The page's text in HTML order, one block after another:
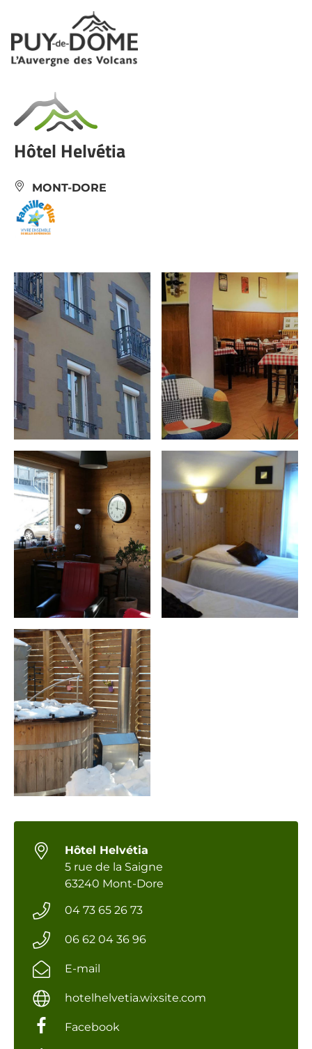
Panneau de gestion des cookies
Hôtel Helvétia
MONT-DORE
Hôtel Helvétia
5 rue de la Saigne
63240 Mont-Dore
04 73 65 26 73
06 62 04 36 96
E-mail
hotelhelvetia.wixsite.com
Facebook